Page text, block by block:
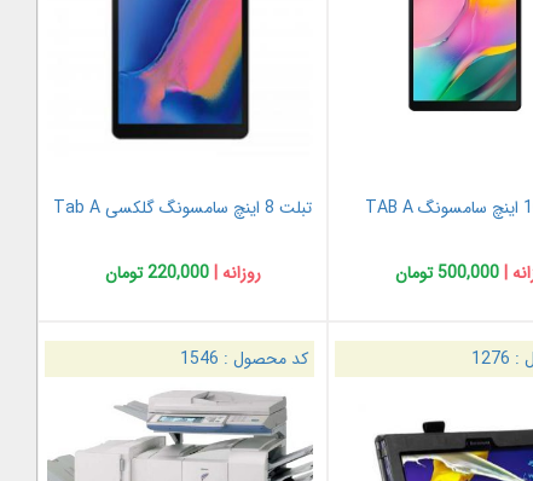
|500,000 تومان
تبلت 8 اینچ سامسونگ گلکسی Tab A
روزانه |220,000 تومان
:
1276 کد محصول : 1546